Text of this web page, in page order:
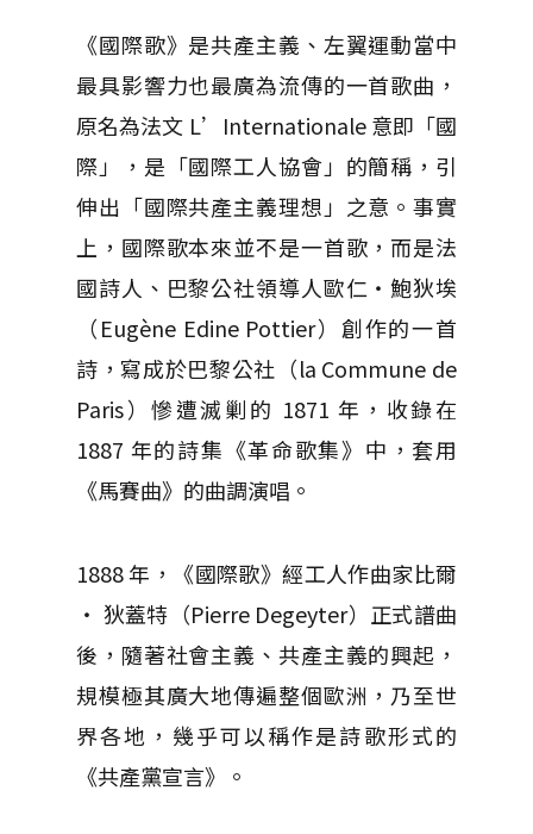
《國際歌》是共產主義、左翼運動當中
最具影響力也最廣為流傳的一首歌曲，
原名為法文 L’Internationale 意即「國
際」，是「國際工人協會」的簡稱，引
伸出「國際共產主義理想」之意。事實
上，國際歌本來並不是一首歌，而是法
國詩人、巴黎公社領導人歐仁・鮑狄埃
（Eugène Edine Pottier）創作的一首
詩，寫成於巴黎公社（la Commune de
Paris）慘遭滅剿的 1871 年，收錄在
1887 年的詩集《革命歌集》中，套用
《馬賽曲》的曲調演唱。
1888 年，《國際歌》經工人作曲家比爾
・ 狄蓋特（Pierre Degeyter）正式譜曲
後，隨著社會主義、共產主義的興起，
規模極其廣大地傳遍整個歐洲，乃至世
界各地，幾乎可以稱作是詩歌形式的
《共產黨宣言》。